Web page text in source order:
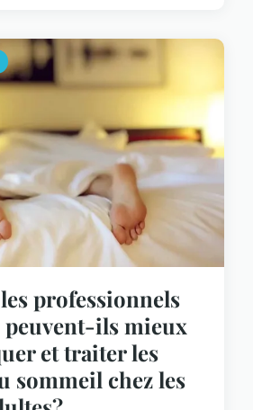
professionnels
peuvent-ils mieux
et traiter les
sommeil chez les